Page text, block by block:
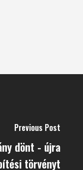
Previous Post
dönt - újra
törvényt